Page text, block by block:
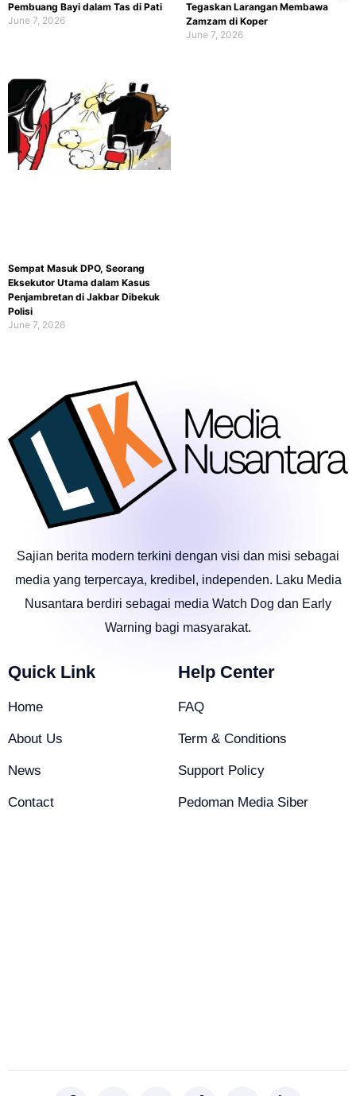
Pembuang Bayi dalam Tas di Pati
June 7, 2026
Tegaskan Larangan Membawa
Zamzam di Koper
June 7, 2026
Sempat Masuk DPO, Seorang
Eksekutor Utama dalam Kasus
Penjambretan di Jakbar Dibekuk
Polisi
June 7, 2026
Sajian berita modern terkini dengan visi dan misi sebagai
media yang terpercaya, kredibel, independen. Laku Media
Nusantara berdiri sebagai media Watch Dog dan Early
Warning bagi masyarakat.
Quick Link
Home
About Us
News
Contact
Help Center
FAQ
Term & Conditions
Support Policy
Pedoman Media Siber